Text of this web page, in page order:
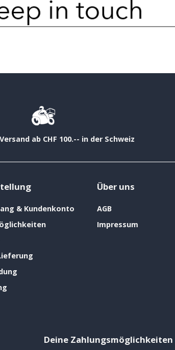
ab CHF 100.-- in der Schweiz
& Kundenkonto
Über uns
AGB
Impressum
Deine Zahlungsmöglichkeiten